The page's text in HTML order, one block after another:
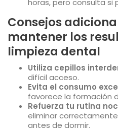
horas, pero consulta si
Consejos
mantener los
limpieza dental
Utiliza cepillos
difícil acceso.
Evita el consumo
favorece la formación
Refuerza tu rutina
eliminar
antes de dormir.